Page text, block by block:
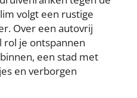
volgt een rustige
Over een autovrij
rol je ontspannen
een stad met
en verborgen